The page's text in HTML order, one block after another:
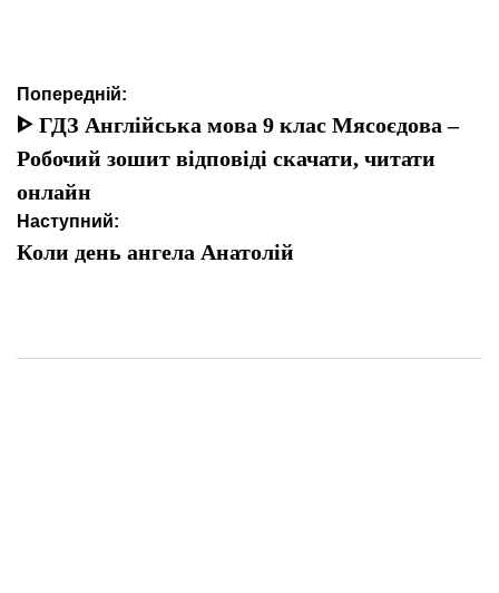
Навігація
записів
Попередній:
ᐈ ГДЗ Англійська мова 9 клас Мясоєдова –
Робочий зошит відповіді скачати, читати
онлайн
Наступний:
Коли день ангела Анатолій